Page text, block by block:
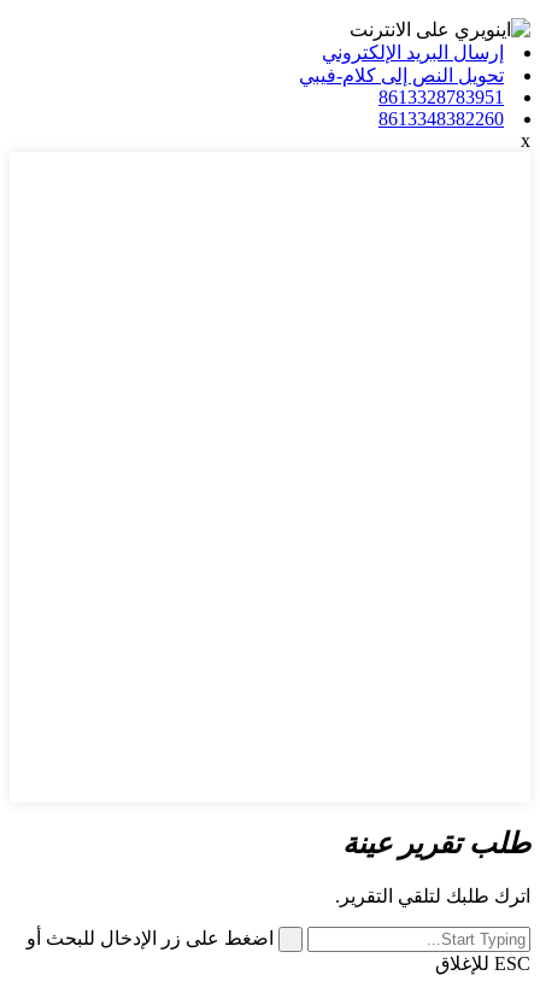
إرسال البريد الإلكتروني
تحويل النص إلى كلام-فيبي
8613328783951
8613348382260
x
طلب تقرير عينة
اترك طلبك لتلقي التقرير.
اضغط على زر الإدخال للبحث أو
ESC للإغلاق